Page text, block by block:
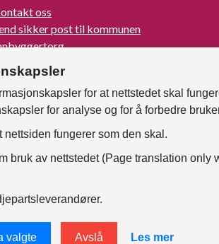
oss
sikker post til kommunen
Turistinformasjon
mediene
og høringer
Kristiansand
til kommunen
for at nettstedet skal
for analyse og for å forbedre
nettsiden fungerer som den skal.
bruk av nettstedet (Page translation only
valgte Avslå Les mer